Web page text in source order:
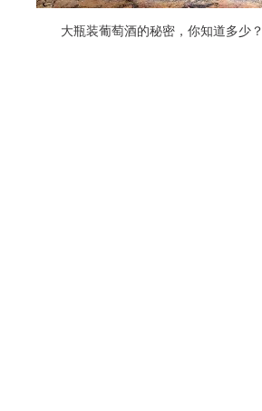
大瓶装葡萄酒的秘密，你知道多少？